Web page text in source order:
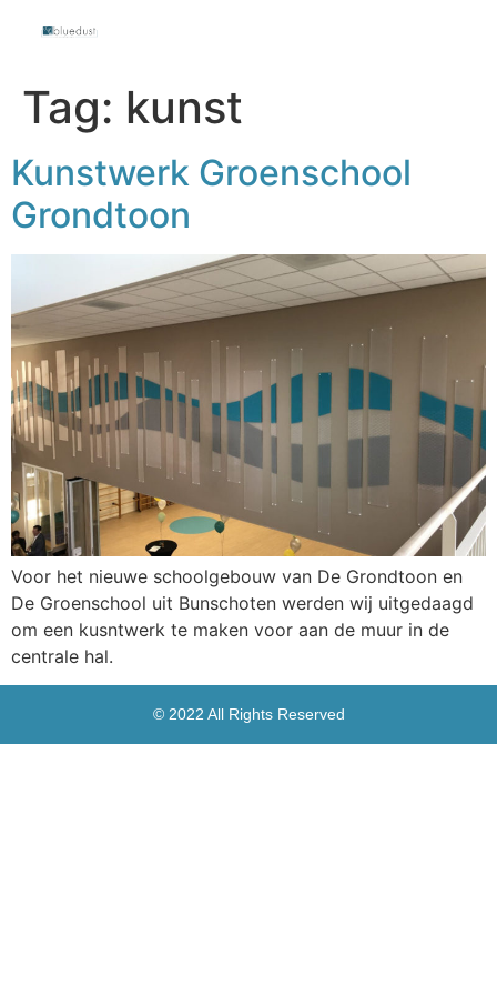
Tag: kunst
Kunstwerk Groenschool
Grondtoon
Voor het nieuwe schoolgebouw van De Grondtoon en
De Groenschool uit Bunschoten werden wij uitgedaagd
om een kusntwerk te maken voor aan de muur in de
centrale hal.
© 2022 All Rights Reserved